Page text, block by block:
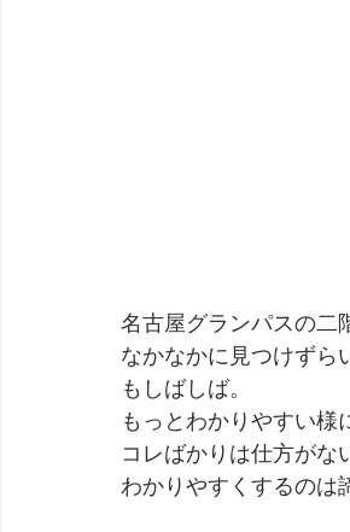
名古屋グランパスの二
なかなかに見つけずら
もしばしば。
もっとわかりやすい
コレばかりは仕方がな
わかりやすくするのは